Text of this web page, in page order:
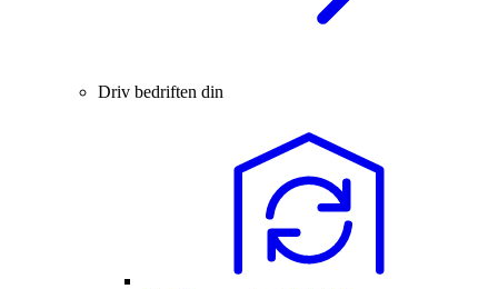
Driv bedriften din